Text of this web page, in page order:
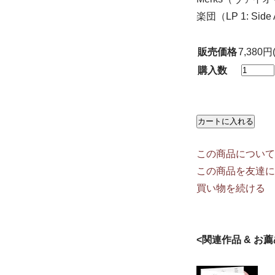
楽団（LP 1: Side
販売価格7,380円
購入数
この商品につい
この商品を友達
買い物を続ける
<関連作品 & お